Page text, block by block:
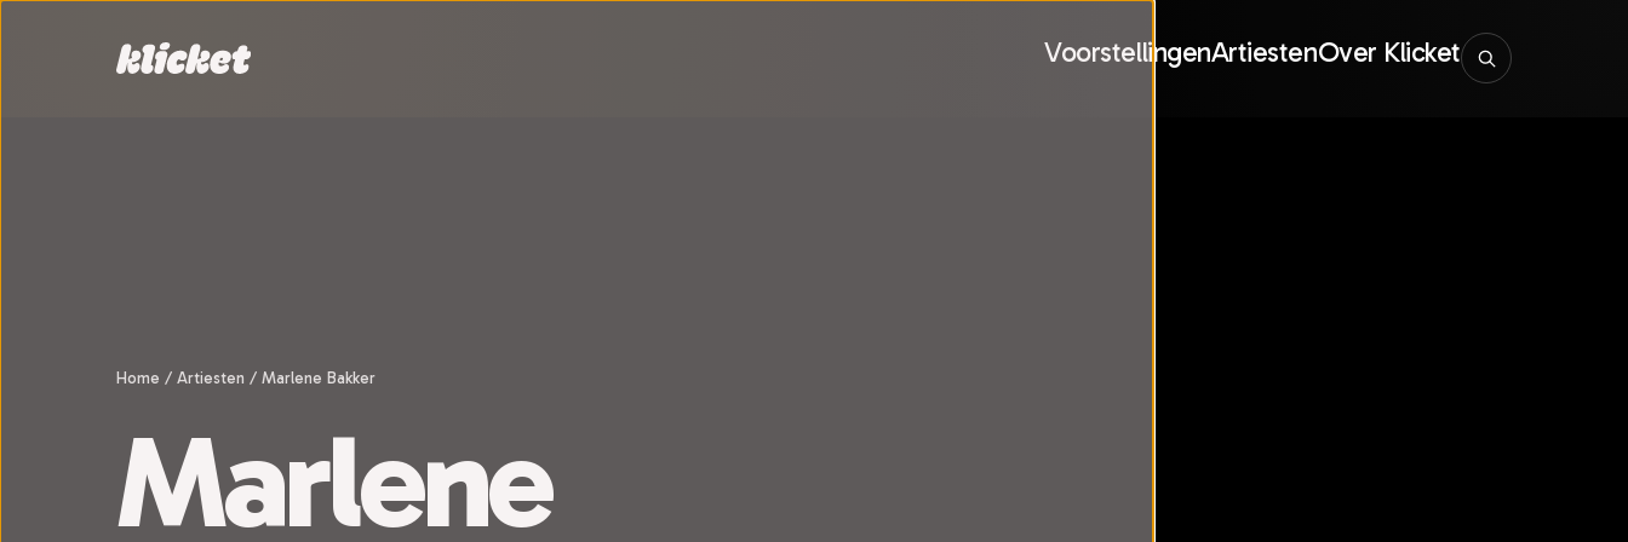
VoorstellingenArtiestenOver Klicket
Home / Artiesten / Marlene Bakker
Marlene